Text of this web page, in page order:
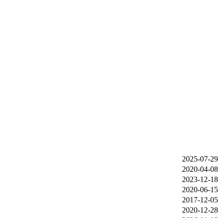
2025-07-29
2020-04-08
2023-12-18
2020-06-15
2017-12-05
2020-12-28